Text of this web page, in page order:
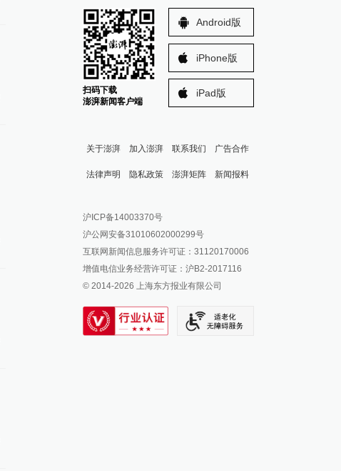
扫码下载
澎湃新闻客户端
Android版
iPhone版
iPad版
关于澎湃 加入澎湃 联系我们 广告合作
法律声明 隐私政策 澎湃矩阵
澎湃新闻公众号
澎湃新闻抖音号
派生万物开放平台
IP SHANGHAI
SIXTH TONE
新闻报料
报料邮箱: news@thepaper.cn
沪ICP备14003370号
沪公网安备31010602000299号
互联网新闻信息服务许可证：31120170006
增值电信业务经营许可证：沪B2-2017116
© 2014-2026 上海东方报业有限公司